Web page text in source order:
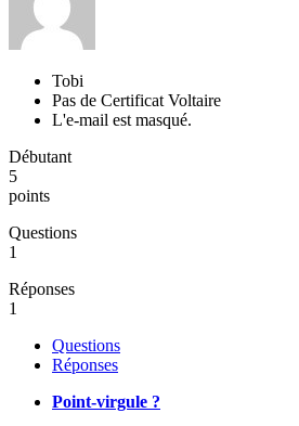
Tobi
Pas de Certificat Voltaire
L'e-mail est masqué.
Débutant
5
points
Questions
1
Réponses
1
Questions
Réponses
Point-virgule ?